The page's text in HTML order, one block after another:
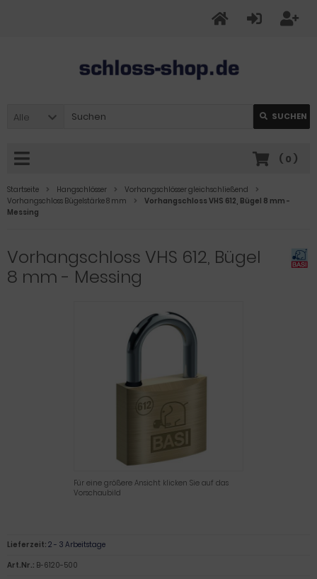
Alle SUCHEN
( 0 )
Startseite Hangschlösser
Vorhangschlösser gleichschließend
Vorhangschloss Bügelstärke 8 mm
Vorhangschloss VHS 612, Bügel 8 mm -
Messing
Vorhangschloss VHS 612, Bügel
8 mm - Messing
Für eine größere Ansicht klicken Sie auf das
Vorschaubild
Lieferzeit: 2 - 3 Arbeitstage
Art.Nr.: B-6120-500